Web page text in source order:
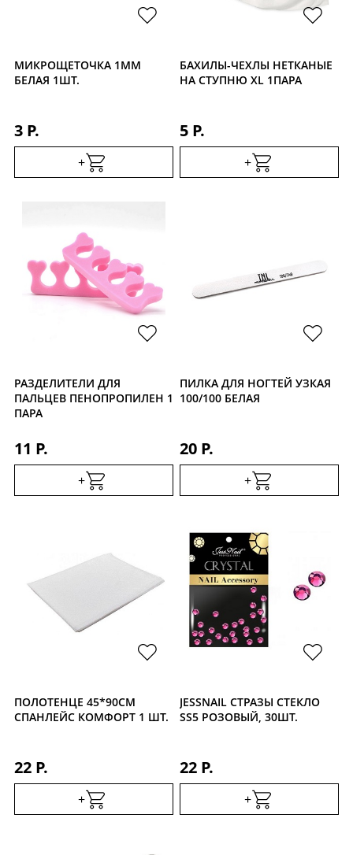
МИКРОЩЕТОЧКА 1ММ
БЕЛАЯ 1ШТ.
3 Р.
+
БАХИЛЫ-ЧЕХЛЫ НЕТКАНЫЕ
НА СТУПНЮ XL 1ПАРА
5 Р.
+
РАЗДЕЛИТЕЛИ ДЛЯ
ПАЛЬЦЕВ ПЕНОПРОПИЛЕН 1
ПАРА
11 Р.
+
ПИЛКА ДЛЯ НОГТЕЙ УЗКАЯ
100/100 БЕЛАЯ
20 Р.
+
ПОЛОТЕНЦЕ 45*90СМ
СПАНЛЕЙС КОМФОРТ 1 ШТ.
22 Р.
+
JESSNAIL СТРАЗЫ СТЕКЛО
SS5 РОЗОВЫЙ, 30ШТ.
22 Р.
+